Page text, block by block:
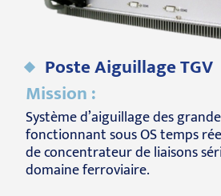
Poste Aiguillage TGV
Mission :
Système d’aiguillage des
fonctionnant sous OS temps
de concentrateur de liaisons
domaine ferroviaire.